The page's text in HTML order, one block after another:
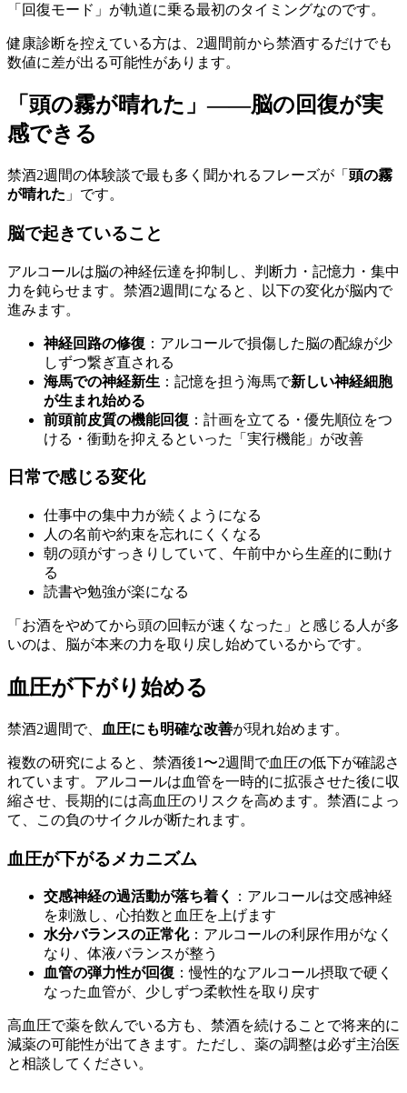
「回復モード」が軌道に乗る最初のタイミングなのです。
健康診断を控えている方は、2週間前から禁酒するだけでも
数値に差が出る可能性があります。
「頭の霧が晴れた」——脳の回復が実
感できる
禁酒2週間の体験談で最も多く聞かれるフレーズが「 頭の霧
が晴れた 」です。
脳で起きていること
アルコールは脳の神経伝達を抑制し、判断力・記憶力・集中
力を鈍らせます。禁酒2週間になると、以下の変化が脳内で
進みます。
神経回路の修復 ：アルコールで損傷した脳の配線が少
しずつ繋ぎ直される
海馬での神経新生 ：記憶を担う海馬で新しい神経細胞
が生まれ始める
前頭前皮質の機能回復 ：計画を立てる・優先順位をつ
ける・衝動を抑えるといった「実行機能」が改善
日常で感じる変化
仕事中の集中力が続くようになる
人の名前や約束を忘れにくくなる
朝の頭がすっきりしていて、午前中から生産的に動け
る
読書や勉強が楽になる
「お酒をやめてから頭の回転が速くなった」と感じる人が多
いのは、脳が本来の力を取り戻し始めているからです。
血圧が下がり始める
禁酒2週間で、 血圧にも明確な改善が現れ始めます。
複数の研究によると、禁酒後1〜2週間で血圧の低下が確認さ
れています。アルコールは血管を一時的に拡張させた後に収
縮させ、長期的には高血圧のリスクを高めます。禁酒によっ
て、この負のサイクルが断たれます。
血圧が下がるメカニズム
交感神経の過活動が落ち着く
：アルコールは交感神経
を刺激し、心拍数と血圧を上げます
水分バランスの正常化：アルコールの利尿作用がなく
なり、体液バランスが整う
血管の弾力性が回復 ：慢性的なアルコール摂取で硬く
なった血管が、少しずつ柔軟性を取り戻す
高血圧で薬を飲んでいる方も、禁酒を続けることで将来的に
減薬の可能性が出てきます。ただし、薬の調整は必ず主治医
と相談してください。